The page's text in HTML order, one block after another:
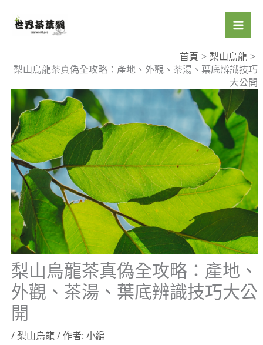
首頁
梨山烏龍
梨山烏龍茶真偽全攻略：產地、外觀、茶湯、葉底辨識技巧
大公開
梨山烏龍茶真偽全攻略：產地、
外觀、茶湯、葉底辨識技巧大公
開
/梨山烏龍/ 作者: 小編